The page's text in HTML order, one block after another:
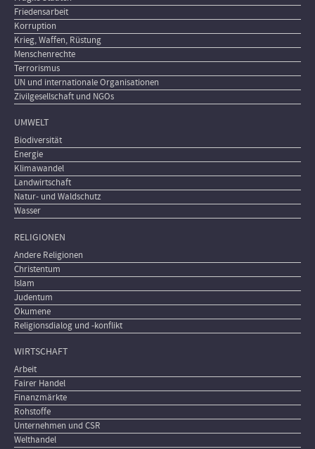
Friedensarbeit
Korruption
Krieg, Waffen, Rüstung
Menschenrechte
Terrorismus
UN und internationale Organisationen
Zivilgesellschaft und NGOs
UMWELT
Biodiversität
Energie
Klimawandel
Landwirtschaft
Natur- und Waldschutz
Wasser
RELIGIONEN
Andere Religionen
Christentum
Islam
Judentum
Ökumene
Religionsdialog und -konflikt
WIRTSCHAFT
Arbeit
Fairer Handel
Finanzmärkte
Rohstoffe
Unternehmen und CSR
Welthandel